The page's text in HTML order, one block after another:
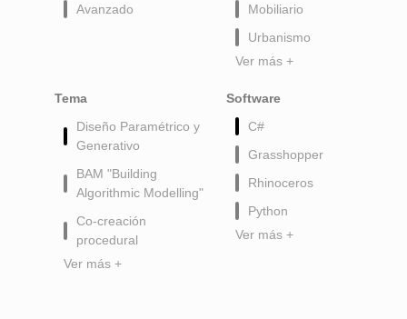
Avanzado
Mobiliario
Urbanismo
Ver más +
Tema
Diseño Paramétrico y
Generativo
BAM "Building
Algorithmic Modelling"
Co-creación
procedural
Ver más +
Software
C#
Grasshopper
Rhinoceros
Python
Ver más +